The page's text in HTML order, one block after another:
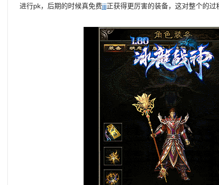
进行pk，后期的时候真免费jjj正获得更厉害的装备，这对整个的